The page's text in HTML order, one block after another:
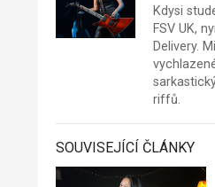
Kdysi
FSV UK,
Delivery.
riffů.
SOUVISEJÍCÍ ČLÁNKY